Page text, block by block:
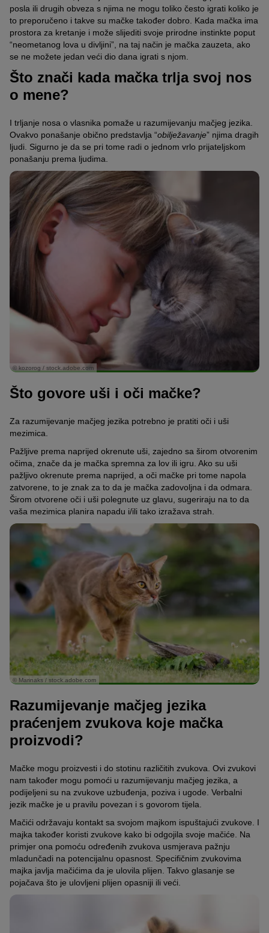
posla ili drugih obveza s njima ne mogu toliko često igrati koliko je
to preporučeno i takve su mačke također dobro. Kada mačka ima
prostora za kretanje i može slijediti svoje prirodne instinkte poput
“neometanog lova u divljini”, na taj način je mačka zauzeta, ako
se ne možete jedan veći dio dana igrati s njom.
Što znači kada mačka trlja svoj nos
o mene?
I trljanje nosa o vlasnika pomaže u razumijevanju mačjeg jezika.
Ovakvo ponašanje obično predstavlja “obilježavanje” njima dragih
ljudi. Sigurno je da se pri tome radi o jednom vrlo prijateljskom
ponašanju prema ljudima.
© kozorog / stock.adobe.com
Što govore uši i oči mačke?
Za razumijevanje mačjeg jezika potrebno je pratiti oči i uši
mezimica.
Pažljive prema naprijed okrenute uši, zajedno sa širom otvorenim
očima, znače da je mačka spremna za lov ili igru. Ako su uši
pažljivo okrenute prema naprijed, a oči mačke pri tome napola
zatvorene, to je znak za to da je mačka zadovoljna i da odmara.
Širom otvorene oči i uši polegnute uz glavu, sugeriraju na to da
vaša mezimica planira napadu i/ili tako izražava strah.
© Marinaks / stock.adobe.com
Razumijevanje mačjeg jezika
praćenjem zvukova koje mačka
proizvodi?
Mačke mogu proizvesti i do stotinu različitih zvukova. Ovi zvukovi
nam također mogu pomoći u razumijevanju mačjeg jezika, a
podijeljeni su na zvukove uzbuđenja, poziva i ugode. Verbalni
jezik mačke je u pravilu povezan i s govorom tijela.
Mačići održavaju kontakt sa svojom majkom ispuštajući zvukove. I
majka također koristi zvukove kako bi odgojila svoje mačiće. Na
primjer ona pomoću određenih zvukova usmjerava pažnju
mladunčadi na potencijalnu opasnost. Specifičnim zvukovima
majka javlja mačićima da je ulovila plijen. Takvo glasanje se
pojačava što je ulovljeni plijen opasniji ili veći.